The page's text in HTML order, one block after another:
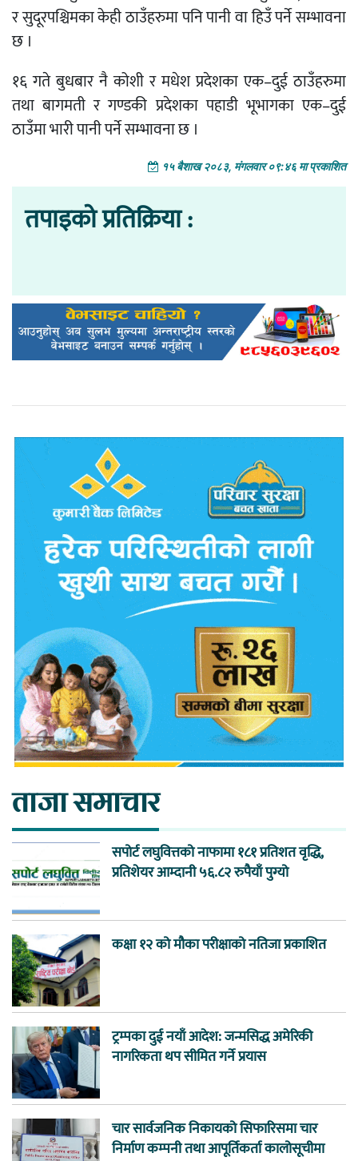
र सुदूरपश्चिमका केही ठाउँहरुमा पनि पानी वा हिउँ पर्ने सम्भावना
छ ।
१६ गते बुधबार नै कोशी र मधेश प्रदेशका एक–दुई ठाउँहरुमा
तथा बागमती र गण्डकी प्रदेशका पहाडी भूभागका एक–दुई
ठाउँमा भारी पानी पर्ने सम्भावना छ ।
१५ बैशाख २०८३, मंगलवार ०९:४६ मा प्रकाशित
तपाइको प्रतिक्रिया :
ताजा समाचार
सपोर्ट लघुवित्तको नाफामा १८१ प्रतिशत वृद्धि,
प्रतिशेयर आम्दानी ५६.८२ रुपैयाँ पुग्यो
कक्षा १२ को मौका परीक्षाको नतिजा प्रकाशित
ट्रम्पका दुई नयाँ आदेश: जन्मसिद्ध अमेरिकी
नागरिकता थप सीमित गर्ने प्रयास
चार सार्वजनिक निकायको सिफारिसमा चार
निर्माण कम्पनी तथा आपूर्तिकर्ता कालोसूचीमा